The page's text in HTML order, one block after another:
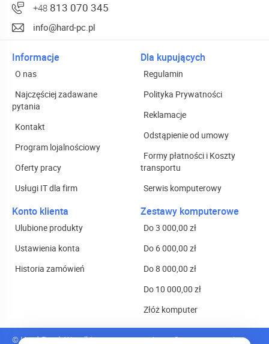
+48 813 070 345
info@hard-pc.pl
Informacje
O nas
Najczęściej zadawane
pytania
Kontakt
Program lojalnościowy
Oferty pracy
Usługi IT dla firm
Dla kupujących
Regulamin
Polityka Prywatności
Reklamacje
Odstąpienie od umowy
Formy płatności i Koszty
transportu
Serwis komputerowy
Konto klienta
Ulubione produkty
Ustawienia konta
Historia zamówień
Zestawy komputerowe
Do 3 000,00 zł
Do 6 000,00 zł
Do 8 000,00 zł
Do 10 000,00 zł
Złóż komputer
© Hard-Pc.pl. Wszelkie prawa zastrzeżone.Oprogramowanie